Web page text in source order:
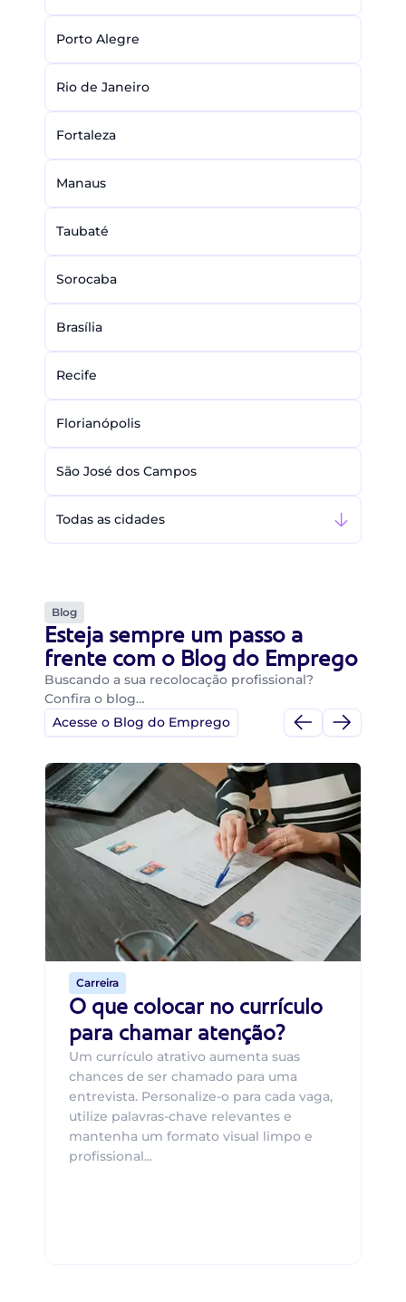
Porto Alegre
Rio de Janeiro
Fortaleza
Manaus
Taubaté
Sorocaba
Brasília
Recife
Florianópolis
São José dos Campos
Todas as cidades
Blog
Esteja sempre um passo a
frente com o Blog do Emprego
Buscando a sua recolocação profissional?
Confira o blog…
Acesse o Blog do Emprego
Carreira
O que colocar no currículo
para chamar atenção?
Um currículo atrativo aumenta suas
chances de ser chamado para uma
entrevista. Personalize-o para cada vaga,
utilize palavras-chave relevantes e
mantenha um formato visual limpo e
profissional...